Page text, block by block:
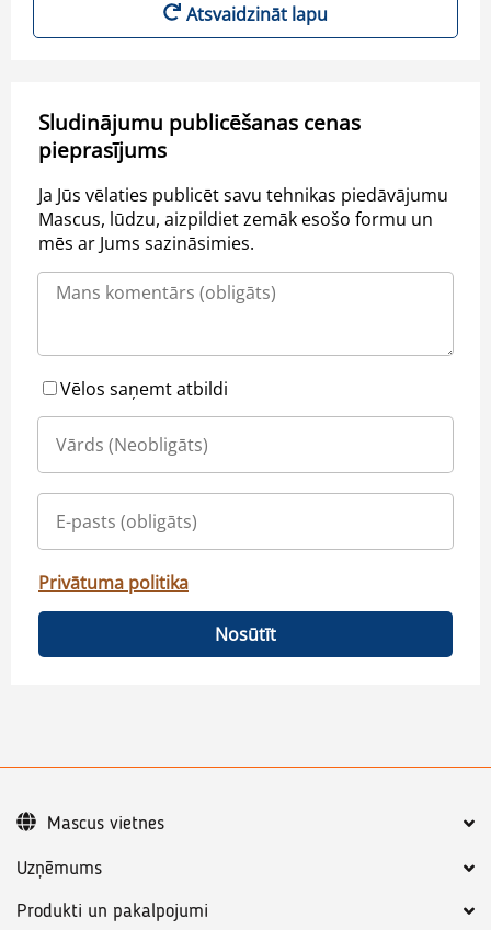
Atsvaidzināt lapu
Sludinājumu publicēšanas cenas
pieprasījums
Ja Jūs vēlaties publicēt savu tehnikas piedāvājumu
Mascus, lūdzu, aizpildiet zemāk esošo formu un
mēs ar Jums sazināsimies.
Vēlos saņemt atbildi
Privātuma politika
Nosūtīt
Uzņēmums
Produkti un pakalpojumi
Mascus vietnes